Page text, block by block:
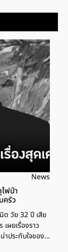
News
ฟป่า
ครัว
ด วัย 32 ปี เสีย
ผยเรื่องราว
าประทับใจของ